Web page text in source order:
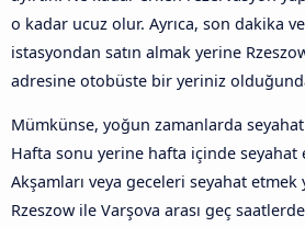
o kadar ucuz olur. Ayrıca, son dakika
istasyondan satın almak yerine
adresine otobüste bir yeriniz
Mümkünse, yoğun zamanlarda seyahat
Hafta sonu yerine hafta içinde seyahat
Akşamları veya geceleri seyahat
Rzeszow ile Varşova arası geç